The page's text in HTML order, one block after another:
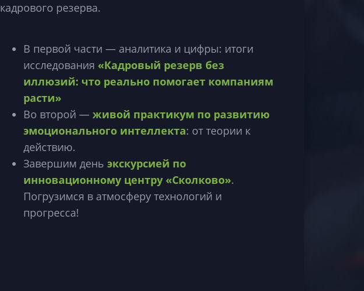
кадрового резерва.
В первой части — аналитика и цифры: итоги
исследования «Кадровый резерв без
иллюзий: что реально помогает компаниям
расти»
Во второй — живой практикум по развитию
эмоционального интеллекта: от теории к
действию.
Завершим день экскурсией по
инновационному центру «Сколково».
Погрузимся в атмосферу технологий и
прогресса!